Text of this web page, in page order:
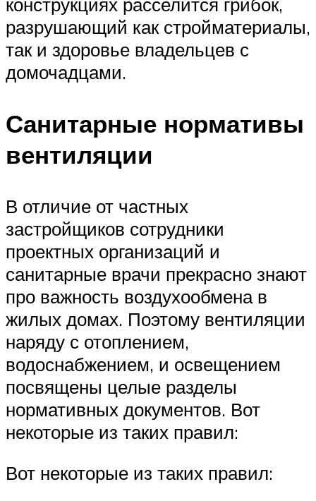
разрушающий как стройматериалы,
так и здоровье владельцев с
домочадцами.
Санитарные нормативы
вентиляции
В отличие от частных
застройщиков сотрудники
проектных организаций и
санитарные врачи прекрасно знают
про важность воздухообмена в
жилых домах. Поэтому вентиляции
наряду с отоплением,
водоснабжением, и освещением
посвящены целые разделы
нормативных документов. Вот
некоторые из таких правил:
Вот некоторые из таких правил: